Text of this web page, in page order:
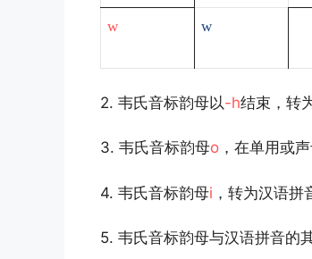
w w
2. 韦氏音标韵母以-h结束，转
3. 韦氏音标韵母o ，在单用或
4. 韦氏音标韵母i ，转为汉语拼
5. 韦氏音标韵母与汉语拼音的